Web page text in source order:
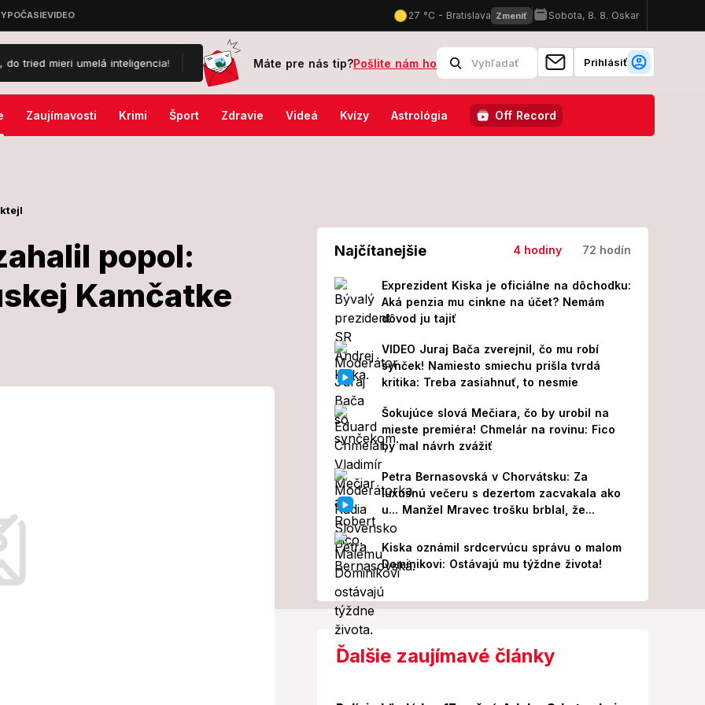
inteligencia! Čo je za tým? Vdova po Žbirkovi († 69) opäť s o 31 rokov mladším fešákom: FOTO, ktoré hovorí za všetko!
Máte pre nás tip?Pošlite nám ho Prihlásiť
Zaujímavosti Krimi Šport Zdravie Videá Kvízy Astrológia Off Record
popol:
Kamčatke
zahalil
sopky na
vulkanického pásu a leží
jazera a 200 kilometrov od
Najčítanejšie 4 hodiny 72 hodín
Exprezident Kiska je oficiálne na dôchodku:
Aká penzia mu cinkne na účet? Nemám
dôvod ju tajiť
VIDEO Juraj Bača zverejnil, čo mu robí
synček! Namiesto smiechu prišla tvrdá
kritika: Treba zasiahnuť, to nesmie
Šokujúce slová Mečiara, čo by urobil na
mieste premiéra! Chmelár na rovinu: Fico
by mal návrh zvážiť
Petra Bernasovská v Chorvátsku: Za
luxusnú večeru s dezertom zacvakala ako
u... Manžel Mravec trošku brblal, že...
Kiska oznámil srdcervúcu správu o malom
Dominikovi: Ostávajú mu týždne života!
Ďalšie zaujímavé články